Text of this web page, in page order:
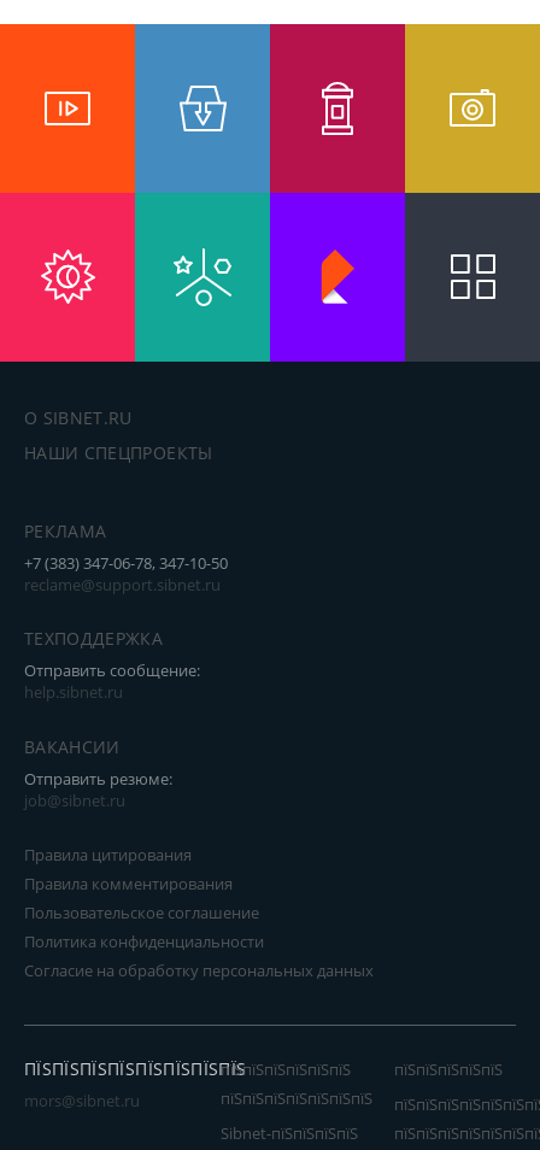
О SIBNET.RU
НАШИ СПЕЦПРОЕКТЫ
РЕКЛАМА
+7 (383) 347-06-78, 347-10-50
reclame@support.sibnet.ru
ТЕХПОДДЕРЖКА
Отправить сообщение:
help.sibnet.ru
ВАКАНСИИ
Отправить резюме:
job@sibnet.ru
Правила цитирования
Правила комментирования
Пользовательское соглашение
Политика конфиденциальности
Согласие на обработку персональных данных
ПЇЅПЇЅПЇЅПЇЅПЇЅПЇЅПЇЅПЇЅ
mors@sibnet.ru
пїЅпїЅпїЅпїЅпїЅпїЅ
пїЅпїЅпїЅпїЅпїЅпїЅпїЅ
Sibnet-пїЅпїЅпїЅпїЅ
пїЅпїЅпїЅпїЅпїЅ